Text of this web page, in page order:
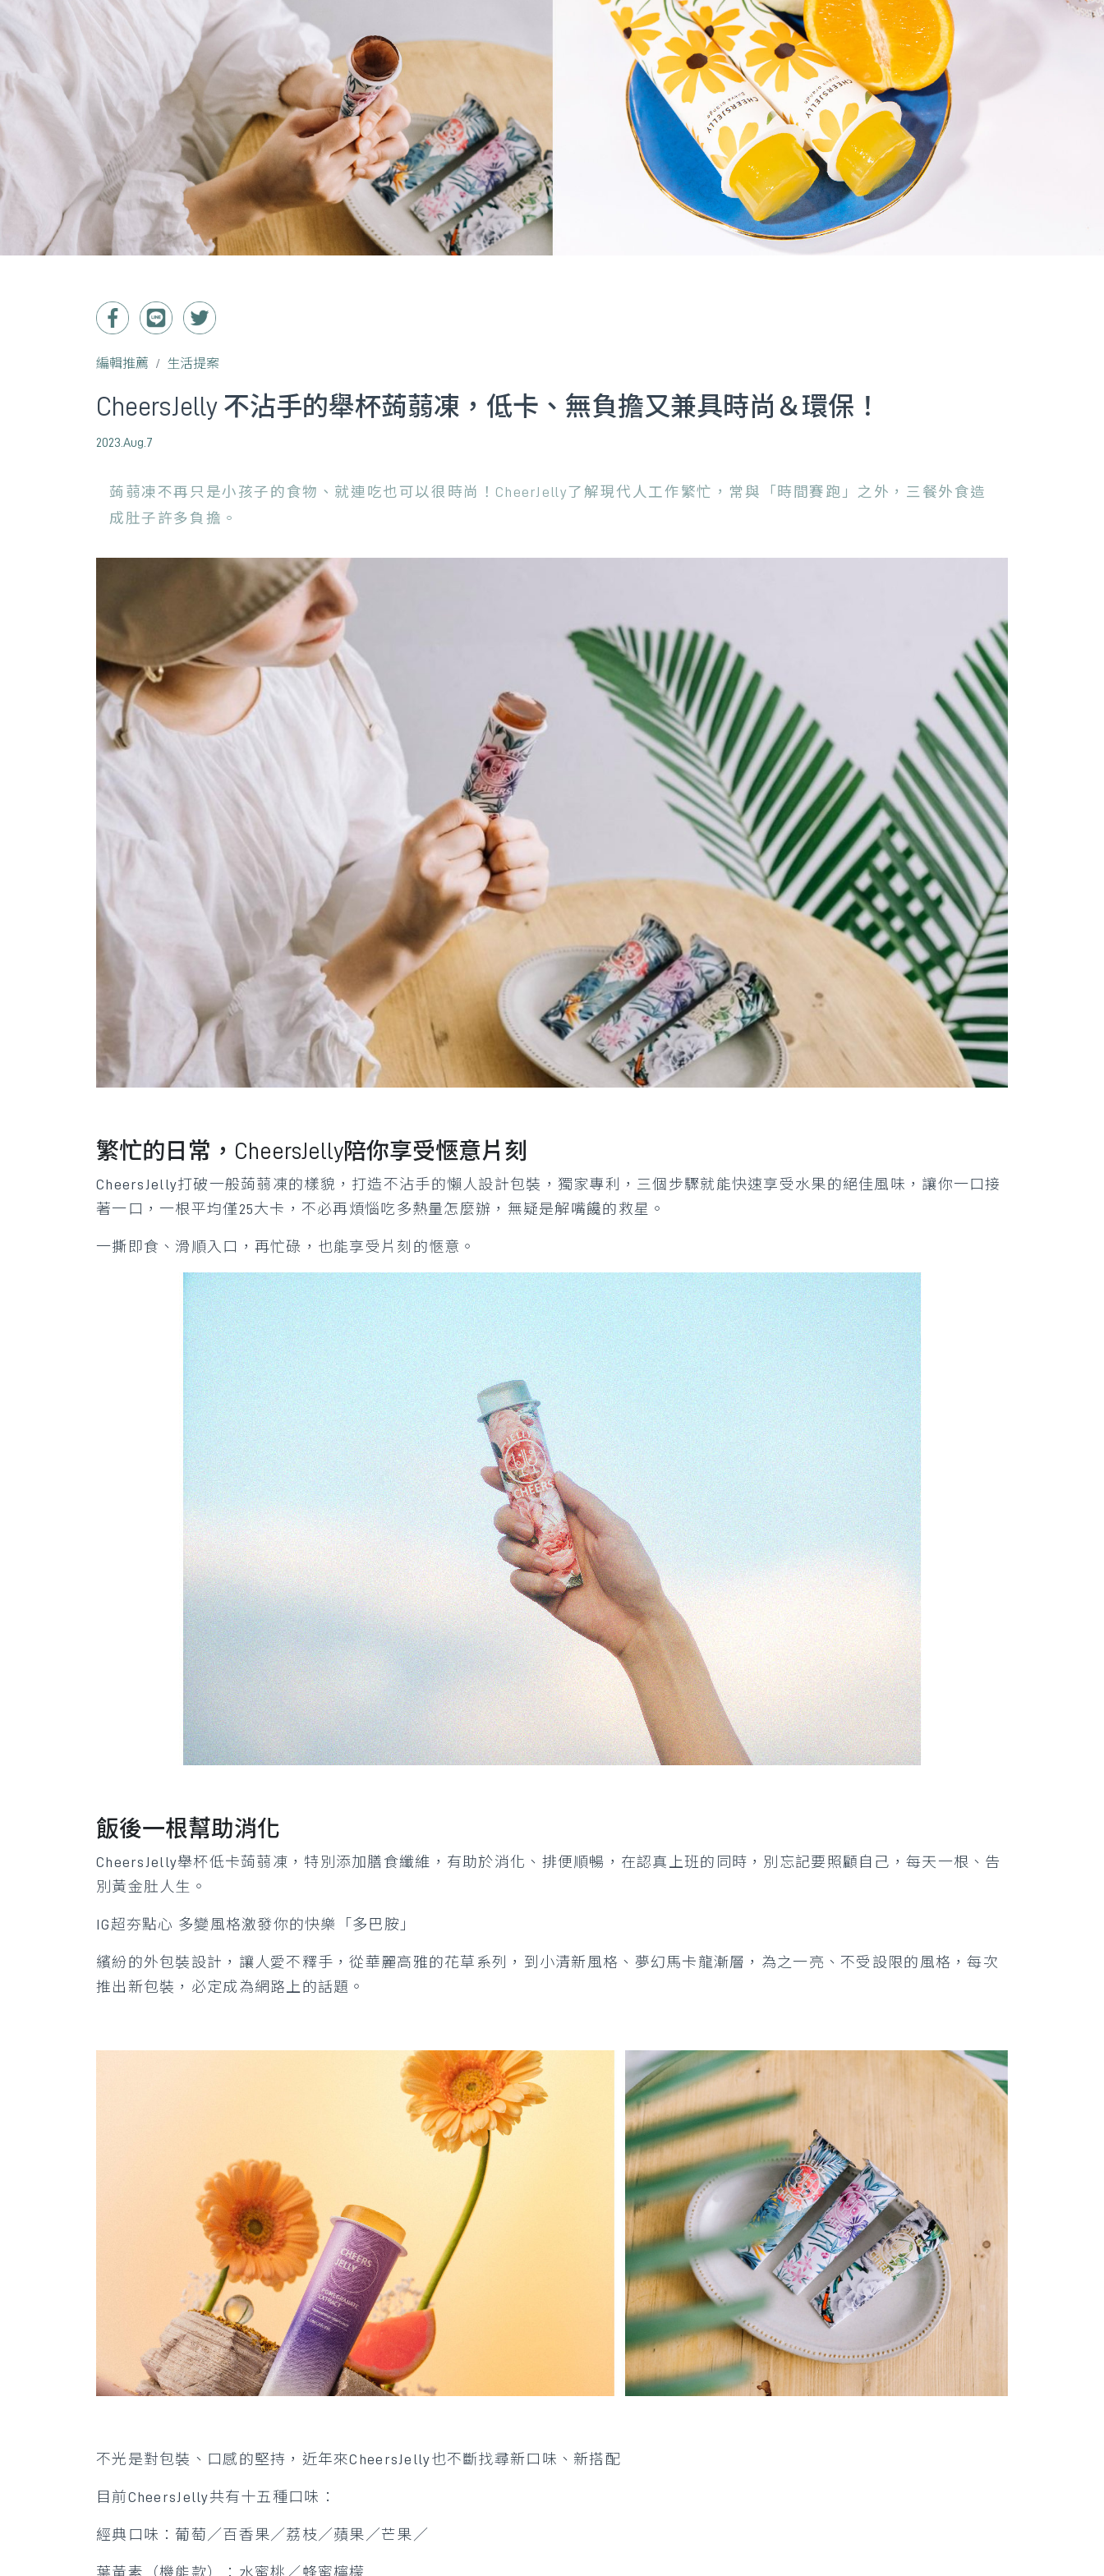
編輯推薦 生活提案
CheersJelly 不沾手的舉杯蒟蒻凍，低卡、無負擔又兼具時尚＆環保！
2023.Aug.7
蒟蒻凍不再只是小孩子的食物、就連吃也可以很時尚！CheerJelly了解現代人工作繁忙，常與「時間賽跑」之外，三餐外食造
成肚子許多負擔。
繁忙的日常，CheersJelly陪你享受愜意片刻
CheersJelly打破一般蒟蒻凍的樣貌，打造不沾手的懶人設計包裝，獨家專利，三個步驟就能快速享受水果的絕佳風味，讓你一口接
著一口，一根平均僅25大卡，不必再煩惱吃多熱量怎麼辦，無疑是解嘴饞的救星。
一撕即食、滑順入口，再忙碌，也能享受片刻的愜意。
飯後一根幫助消化
CheersJelly舉杯低卡蒟蒻凍，特別添加膳食纖維，有助於消化、排便順暢，在認真上班的同時，別忘記要照顧自己，每天一根、告
別黃金肚人生。
IG超夯點心 多變風格激發你的快樂「多巴胺」
繽紛的外包裝設計，讓人愛不釋手，從華麗高雅的花草系列，到小清新風格、夢幻馬卡龍漸層，為之一亮、不受設限的風格，每次
推出新包裝，必定成為網路上的話題。
不光是對包裝、口感的堅持，近年來CheersJelly也不斷找尋新口味、新搭配
目前CheersJelly共有十五種口味：
經典口味：葡萄／百香果／荔枝／蘋果／芒果／
葉黃素（機能款）：水蜜桃／蜂蜜檸檬